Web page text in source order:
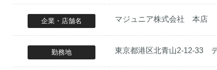
企業・店舗名 マジュニア株式会社 本店
勤務地 東京都港区北青山2-12-33